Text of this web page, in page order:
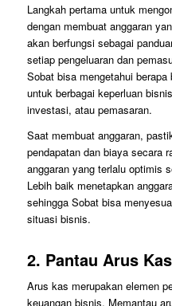
Langkah pertama untuk
dengan membuat anggaran
akan berfungsi sebagai
setiap pengeluaran dan
Sobat bisa mengetahui
untuk berbagai keperluan
investasi, atau pemasaran.
Saat membuat anggaran,
pendapatan dan biaya secara
anggaran yang terlalu optimis
Lebih baik menetapkan
sehingga Sobat bisa
situasi bisnis.
2. Pantau Arus
Arus kas merupakan elemen
keuangan bisnis. Memantau